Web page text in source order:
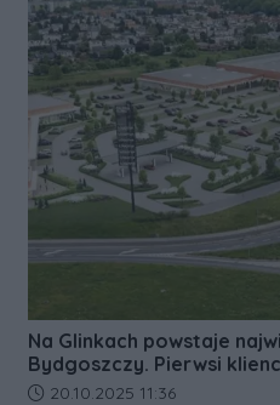
Na Glinkach powstaje
Bydgoszczy. Pierwsi
Data dodania artykułu:
20.10.2025 11:36